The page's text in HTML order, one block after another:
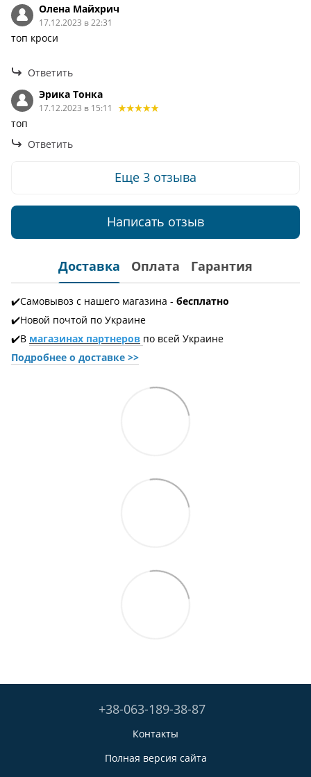
Олена Майхрич
17.12.2023 в 22:31
топ кроси
Ответить
Эрика Тонка
17.12.2023 в 15:11
топ
Ответить
Еще 3 отзыва
Написать отзыв
Доставка Оплата Гарантия
✔️Самовывоз с нашего магазина - бесплатно
✔️Новой почтой по Украине
✔️В магазинах партнеров по всей Украине
Подробнее о доставке >>
+38-063-189-38-87
Контакты
Полная версия сайта